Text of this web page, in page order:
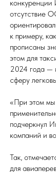
отсутствие
к примеру,
прописаны
этом для
2024 года —
сферу
«При этом мы
подчеркнул
компаний и
Так,
для